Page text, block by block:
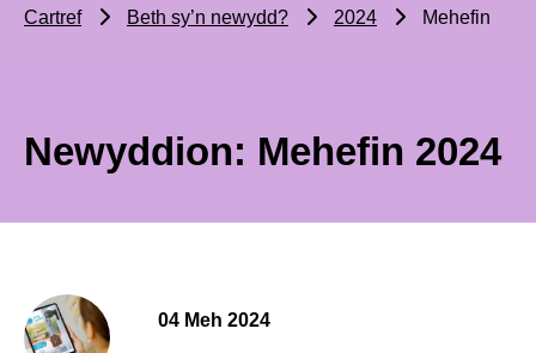
Cartref Beth sy’n newydd? 2024 Mehefin
Newyddion: Mehefin 2024
04 Meh 2024